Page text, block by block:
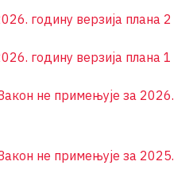
годину верзија плана 2
годину верзија плана 1
не примењује за 2026.
не примењује за 2025.